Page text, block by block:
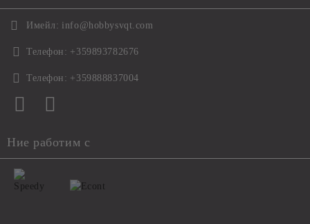
Имейл: info@hobbysvqt.com
Телефон: +359893782676
Телефон: +359888837004
Ние работим с